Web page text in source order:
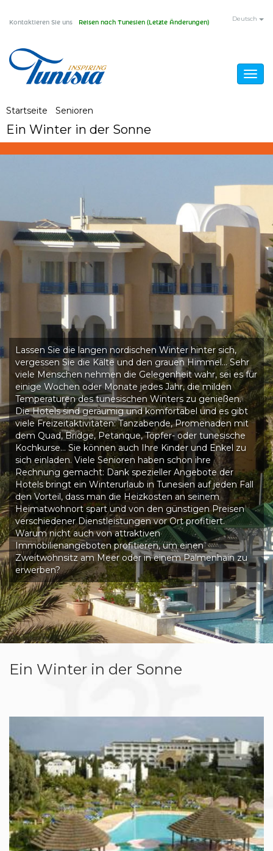
Direkt
Deutsch
Kontaktieren Sie uns Reisen nach Tunesien (Letzte Änderungen)
Sie
sind
hier
Startseite Senioren
Ein Winter in der Sonne
Lassen Sie die langen nordischen Winter hinter sich,
vergessen Sie die Kälte und den grauen Himmel… Sehr
viele Menschen nehmen die Gelegenheit wahr, sei es für
einige Wochen oder Monate jedes Jahr, die milden
Temperaturen des tunesischen Winters zu genießen.
Die Hotels sind geräumig und komfortabel und es gibt
viele Freizeitaktivitäten: Tanzabende, Promenaden mit
dem Quad, Bridge, Petanque, Töpfer- oder tunesische
Kochkurse… Sie können auch Ihre Kinder und Enkel zu
sich einladen. Viele Senioren haben schon ihre
Rechnung gemacht: Dank spezieller Angebote der
Hotels bringt ein Winterurlaub in Tunesien auf jeden Fall
den Vorteil, dass man die Heizkosten an seinem
Heimatwohnort spart und von den günstigen Preisen
verschiedener Dienstleistungen vor Ort profitiert.
Warum nicht auch von attraktiven
Immobilienangeboten profitieren, um einen
Zweitwohnsitz am Meer oder in einem Palmenhain zu
erwerben?
Ein Winter in der Sonne